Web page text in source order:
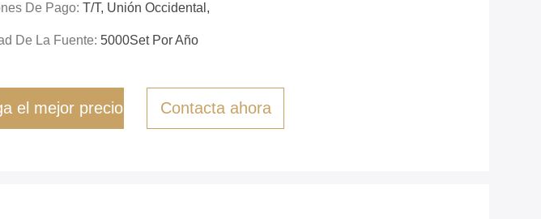
De Pago: T/T, Unión Occidental,
De La Fuente: 5000Set Por Año
el mejor precio Contacta ahora